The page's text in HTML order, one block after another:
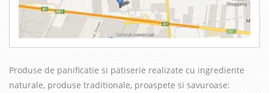
Produse de panificatie si patiserie realizate cu ingrediente
naturale, produse traditionale, proaspete si savuroase: